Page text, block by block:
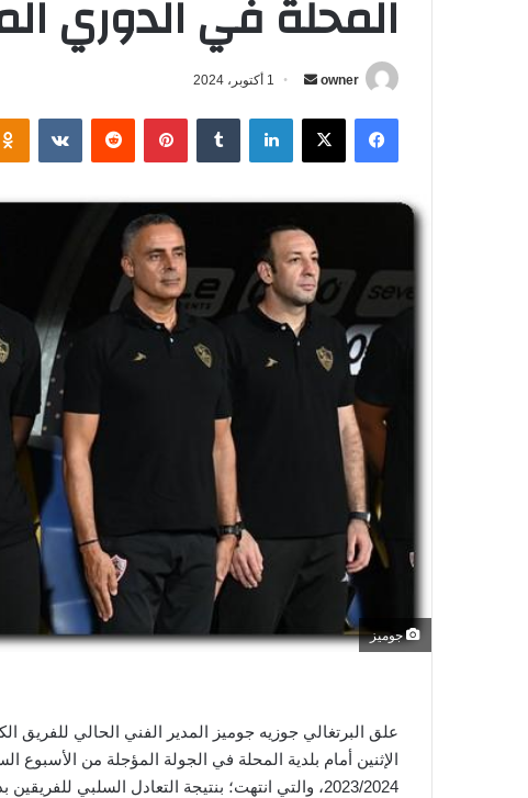
المحلة في الدوري المصري
owner
ل
ي
د
ا
إ
1 أكتوبر، 2024
فيسبوك ‫X لينكدإن بينتيريست
جوميز
علق البرتغالي جوزيه جوميز المدير الفني الحالي للفريق
الإثنين أمام بلدية المحلة في الجولة المؤجلة من
2023/2024، والتي انتهت؛ بنتيجة التعادل السلبي